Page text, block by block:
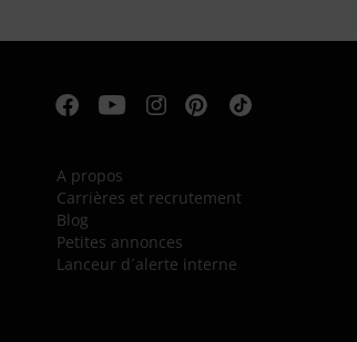
A propos
Carrières et recrutement
Blog
Petites annonces
Lanceur d´alerte interne